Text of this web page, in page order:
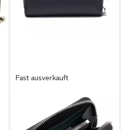
Fast ausverkauft
Geldbörse Damen Geldbörse
Lederimitat